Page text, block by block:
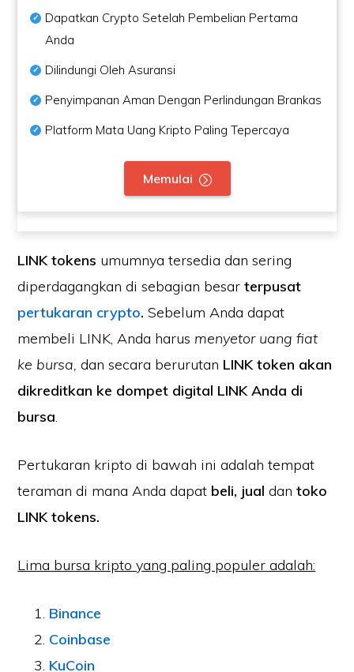
Dapatkan Crypto Setelah Pembelian Pertama
Anda
Dilindungi Oleh Asuransi
Penyimpanan Aman Dengan Perlindungan Brankas
Platform Mata Uang Kripto Paling Tepercaya
Memulai
LINK tokens umumnya tersedia dan sering
diperdagangkan di sebagian besarterpusat
pertukaran crypto.Sebelum Anda dapat
membeli LINK, Anda harus menyetor uang fiat
ke bursa, dan secara berurutan LINK token akan
dikreditkan ke dompet digital LINK Anda di
bursa.
Pertukaran kripto di bawah ini adalah tempat
teraman di mana Anda dapat beli, jual dantoko
LINK tokens.
Lima bursa kripto yang paling populer adalah:
Binance
Coinbase
KuCoin